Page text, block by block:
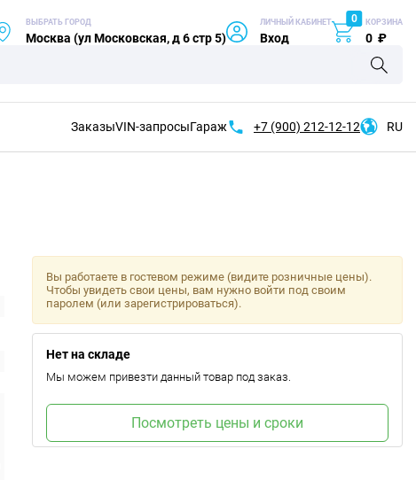
ВЫБРАТЬ ГОРОД
Москва (ул Московская, д 6 стр 5)
ЛИЧНЫЙ КАБИНЕТ
Вход
0 КОРЗИНА
0 ₽
ЗаказыVIN-запросыГараж +7 (900) 212-12-12 RU
Вы работаете в гостевом режиме (видите розничные цены).
Чтобы увидеть свои цены, вам нужно войти под своим
паролем (или зарегистрироваться).
Нет на складе
Мы можем привезти данный товар под заказ.
Посмотреть цены и сроки